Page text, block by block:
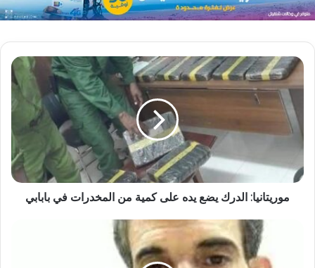
موريتانيا: الدرك يضع يده على كمية من المخدرات في بابابي